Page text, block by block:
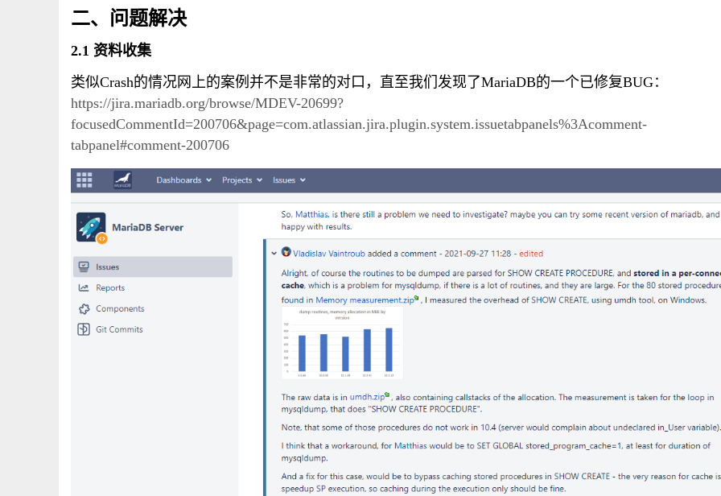
二、问题解决
2.1 资料收集
类似Crash的情况网上的案例并不是非常的对口，直至我们发现了MariaDB的一个已修复BUG：
https://jira.mariadb.org/browse/MDEV-20699?
focusedCommentId=200706&page=com.atlassian.jira.plugin.system.issuetabpanels%3Acomment-
tabpanel#comment-200706